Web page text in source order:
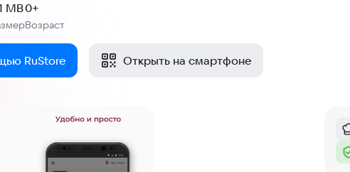
MB
Возраст
0+
RuStore Открыть на смартфоне